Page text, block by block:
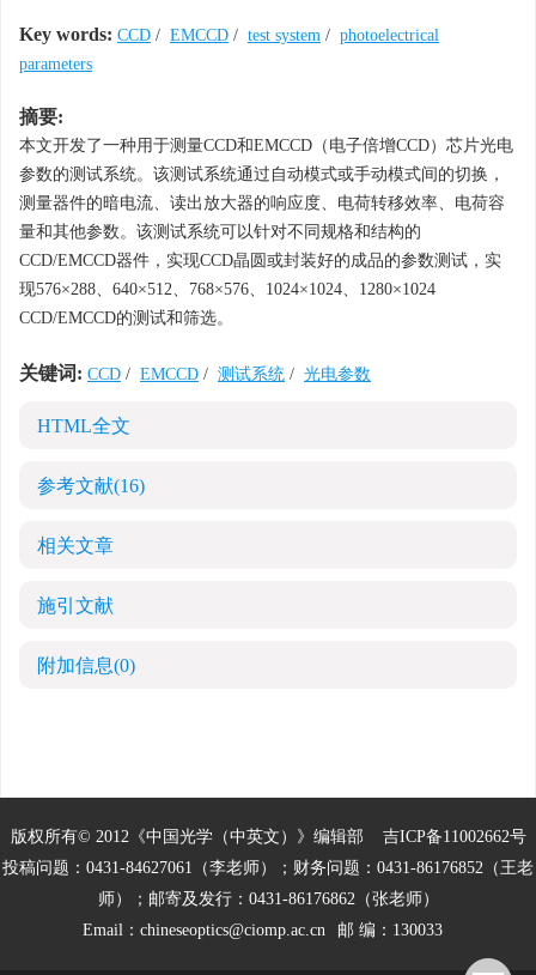
Key words: CCD / EMCCD / test system / photoelectrical
parameters
摘要:
本文开发了一种用于测量CCD和EMCCD（电子倍增CCD）芯片光电
参数的测试系统。该测试系统通过自动模式或手动模式间的切换，
测量器件的暗电流、读出放大器的响应度、电荷转移效率、电荷容
量和其他参数。该测试系统可以针对不同规格和结构的
CCD/EMCCD器件，实现CCD晶圆或封装好的成品的参数测试，实
现576×288、640×512、768×576、1024×1024、1280×1024
CCD/EMCCD的测试和筛选。
关键词: CCD / EMCCD / 测试系统 / 光电参数
HTML全文
参考文献(16)
相关文章
施引文献
附加信息(0)
版权所有© 2012《中国光学（中英文）》编辑部 吉ICP备11002662号
投稿问题：0431-84627061（李老师）；财务问题：0431-86176852（王老
师）；邮寄及发行：0431-86176862（张老师）
Email： chineseoptics@ciomp.ac.cn 邮 编：130033